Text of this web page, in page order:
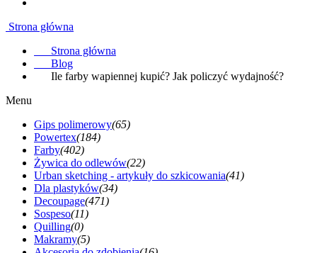
Strona główna
Strona główna
Blog
Ile farby wapiennej kupić? Jak policzyć wydajność?
Menu
Gips polimerowy(65)
Powertex(184)
Farby(402)
Żywica do odlewów(22)
Urban sketching - artykuły do szkicowania(41)
Dla plastyków(34)
Decoupage(471)
Sospeso(11)
Quilling(0)
Makramy(5)